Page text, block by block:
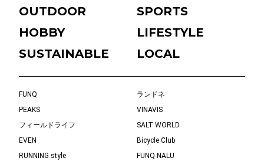
OUTDOOR
SPORTS
HOBBY
LIFESTYLE
SUSTAINABLE
LOCAL
FUNQ
ランドネ
PEAKS
VINAVIS
フィールドライフ
SALT WORLD
EVEN
Bicycle Club
RUNNING style
FUNQ NALU